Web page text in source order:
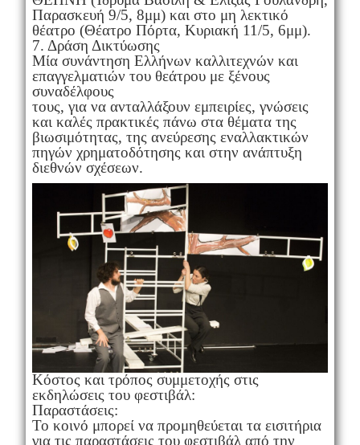
Παρασκευή 9/5, 8μμ) και στο μη λεκτικό
θέατρο (Θέατρο Πόρτα, Κυριακή 11/5, 6μμ).
7. Δράση Δικτύωσης
Μία συνάντηση Ελλήνων καλλιτεχνών και
επαγγελματιών του θεάτρου με ξένους
συναδέλφους
τους, για να ανταλλάξουν εμπειρίες, γνώσεις
και καλές πρακτικές πάνω στα θέματα της
βιωσιμότητας, της ανεύρεσης εναλλακτικών
πηγών χρηματοδότησης και στην ανάπτυξη
διεθνών σχέσεων.
Κόστος και τρόπος συμμετοχής στις
εκδηλώσεις του φεστιβάλ:
Παραστάσεις:
Το κοινό μπορεί να προμηθεύεται τα εισιτήρια
για τις παραστάσεις του φεστιβάλ από την